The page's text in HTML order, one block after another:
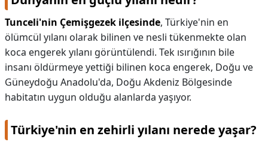
Tunceli'nin Çemişgezek ilçesinde, Türkiye'nin en
ölümcül yılanı olarak bilinen ve nesli tükenmekte olan
koca engerek yılanı görüntülendi. Tek ısırığının bile
insanı öldürmeye yettiği bilinen koca engerek, Doğu ve
Güneydoğu Anadolu'da, Doğu Akdeniz Bölgesinde
habitatın uygun olduğu alanlarda yaşıyor.
Türkiye'nin en zehirli yılanı nerede yaşar?